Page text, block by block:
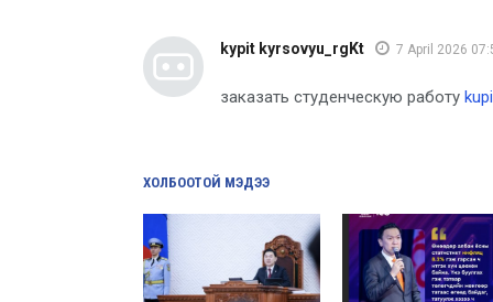
kypit kyrsovyu_rgKt 7 April 2026
заказать студенческую работу
ХОЛБООТОЙ МЭДЭЭ